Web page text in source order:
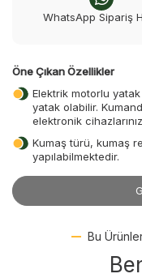
WhatsApp Sipariş
Öne Çıkan Özellikler
Elektrik motorlu
yatak olabilir.
elektronik
Kumaş türü, kumaş
yapılabilmektedir.
Bu